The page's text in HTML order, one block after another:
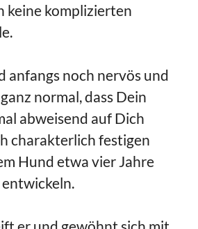
keine komplizierten
anfangs noch nervös und
normal, dass Dein
abweisend auf Dich
charakterlich festigen
Hund etwa vier Jahre
entwickeln.